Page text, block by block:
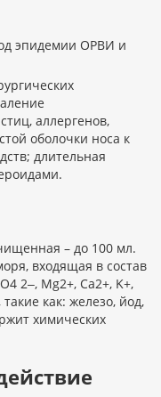
эпидемии ОРВИ и
аллергенов,
оболочки носа к
длительная
– до 100 мл.
входящая в состав
2‒, Mg2+, Ca2+, K+,
как: железо, йод,
химических